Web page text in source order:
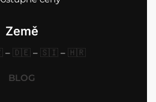
Země
– 🇩🇪 – 🇸🇮 – 🇭🇷
BLOG